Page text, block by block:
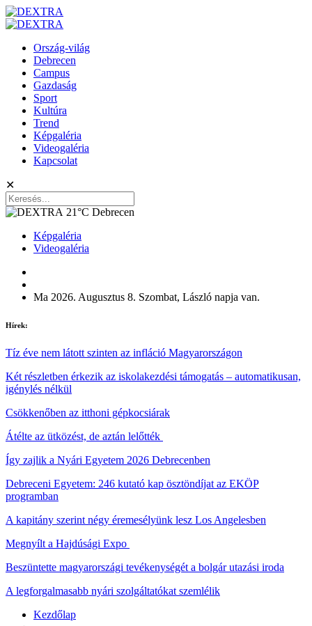
Ország-világ
Debrecen
Campus
Gazdaság
Sport
Kultúra
Trend
Képgaléria
Videogaléria
Kapcsolat
✕
21°C Debrecen
Képgaléria
Videogaléria
Ma 2026. Augusztus 8. Szombat, László napja van.
Hírek:
Tíz éve nem látott szinten az infláció Magyarországon
Két részletben érkezik az iskolakezdési támogatás – automatikusan,
igénylés nélkül
Csökkenőben az itthoni gépkocsiárak
Átélte az ütközést, de aztán lelőtték
Így zajlik a Nyári Egyetem 2026 Debrecenben
Debreceni Egyetem: 246 kutató kap ösztöndíjat az EKÖP
programban
A kapitány szerint négy éremesélyünk lesz Los Angelesben
Megnyílt a Hajdúsági Expo
Beszüntette magyarországi tevékenységét a bolgár utazási iroda
A legforgalmasabb nyári szolgáltatókat szemlélik
Kezdőlap